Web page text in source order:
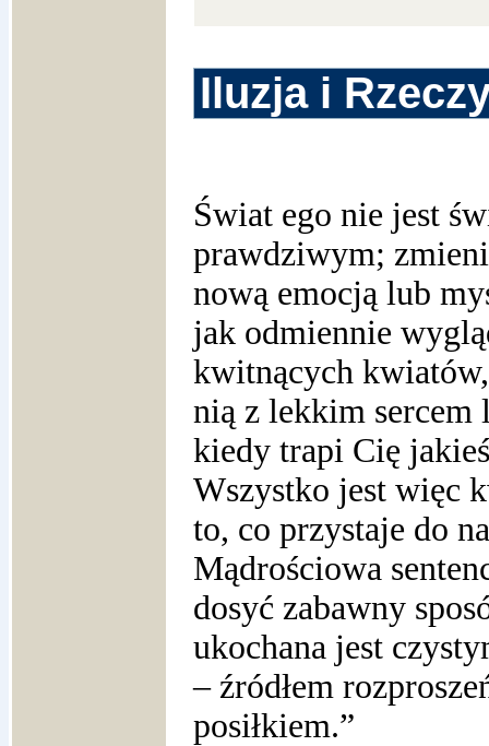
Iluzja i
Świat ego nie jest
prawdziwym;
nową emocją lub
jak odmiennie
kwitnących
nią z lekkim sercem
kiedy trapi Cię
Wszystko jest więc
to, co przystaje do
Mądrościowa
dosyć zabawny
ukochana jest
– źródłem
posiłkiem.”